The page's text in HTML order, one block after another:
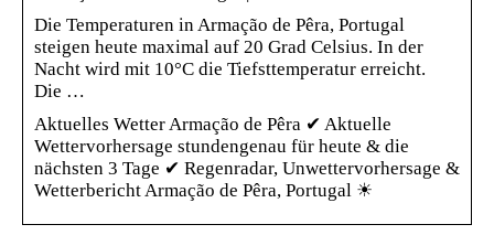
Die Temperaturen in Armação de Pêra, Portugal
steigen heute maximal auf 20 Grad Celsius. In der
Nacht wird mit 10°C die Tiefsttemperatur erreicht.
Die …
Aktuelles Wetter Armação de Pêra ✔ Aktuelle
Wettervorhersage stundengenau für heute & die
nächsten 3 Tage ✔ Regenradar, Unwettervorhersage &
Wetterbericht Armação de Pêra, Portugal ☀